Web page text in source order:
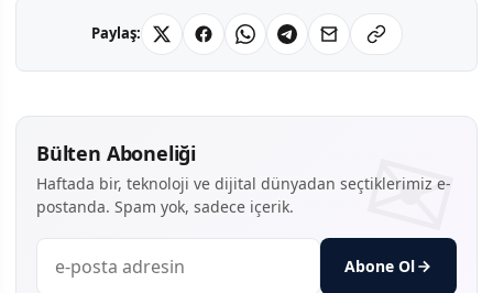
Paylaş:
Bülten Aboneliği
Haftada bir, teknoloji ve dijital dünyadan seçtiklerimiz e-
postanda. Spam yok, sadece içerik.
Abone Ol